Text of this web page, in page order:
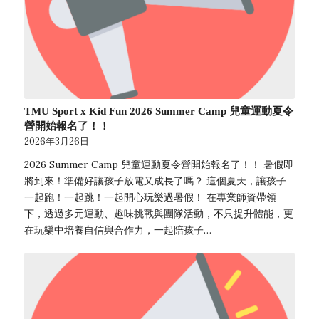
TMU Sport x Kid Fun 2026 Summer Camp 兒童運動夏令
營開始報名了！！
2026年3月26日
2026 Summer Camp 兒童運動夏令營開始報名了！！ 暑假即
將到來！準備好讓孩子放電又成長了嗎？ 這個夏天，讓孩子
一起跑！一起跳！一起開心玩樂過暑假！ 在專業師資帶領
下，透過多元運動、趣味挑戰與團隊活動，不只提升體能，更
在玩樂中培養自信與合作力​，一起陪孩子…